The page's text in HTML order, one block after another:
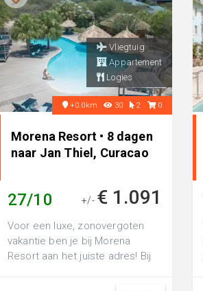
Vliegtuig
Appartement
Logies
+0.0km 30 2 0
Morena Resort • 8 dagen
naar Jan Thiel, Curacao
27/10 +/- € 1.091
Voor een luxe, zonovergoten
vakantie ben je bij Morena
Resort aan het juiste adres! Bij